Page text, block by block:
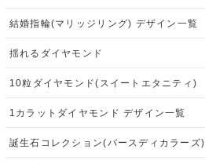
結婚指輪(マリッジリング) デザイン一覧
揺れるダイヤモンド
10粒ダイヤモンド(スイートエタニティ)
1カラットダイヤモンド デザイン一覧
誕生石コレクション(バースディカラーズ)